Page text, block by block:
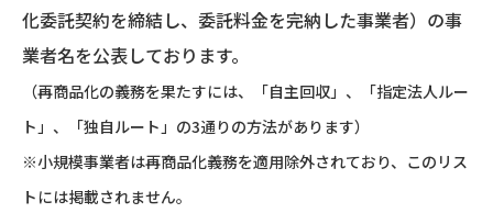
化委託契約を締結し、委託料金を完納した事業者）の事
業者名を公表しております。
（再商品化の義務を果たすには、「自主回収」、「指定法人ルー
ト」、「独自ルート」の3通りの方法があります）
※小規模事業者は再商品化義務を適用除外されており、このリス
トには掲載されません。